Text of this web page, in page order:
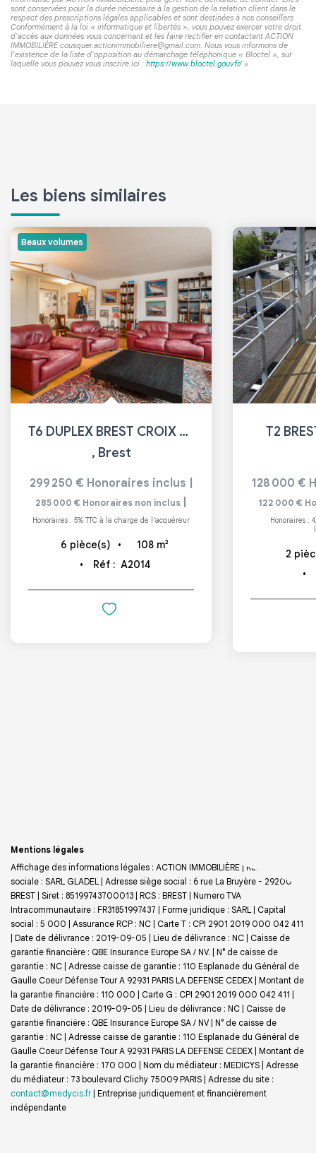
sont conservées pour la durée nécessaire à la gestion de la relation client dans le
respect des prescriptions légales applicables et sont destinées à nos conseillers
Conformément à la loi « informatique et libertés », vous pouvez exercer votre droit
d'accès aux données vous concernant et les faire rectifier en contactant ACTION
IMMOBILIÈRE cousquer.actionimmobiliere@gmail.com. Nous vous informons de
l'existence de la liste d'opposition au démarchage téléphonique « Bloctel », sur
laquelle vous pouvez vous inscrire ici : https://www.bloctel.gouv.fr/ »
Les biens similaires
Beaux volumes
T6 DUPLEX BREST CROIX ROUGE
, Brest
299 250 € Honoraires inclus
285 000 € Honoraires non inclus
Honoraires : 5% TTC à la charge de l'acquéreur
6 pièce(s) 108 m²
Réf : A2014
T2
128 000 €
122 000 €
Honoraires :
2
Mentions légales
Affichage des informations légales : ACTION IMMOBILIÈRE | Raison
sociale : SARL GLADEL | Adresse siège social : 6 rue La Bruyère - 29200
BREST | Siret : 85199743700013 | RCS : BREST | Numero TVA
Intracommunautaire : FR31851997437 | Forme juridique : SARL | Capital
social : 5 000 | Assurance RCP : NC | Carte T : CPI 2901 2019 000 042 411
| Date de délivrance : 2019-09-05 | Lieu de délivrance : NC | Caisse de
garantie financière : QBE Insurance Europe SA / NV. | N° de caisse de
garantie : NC | Adresse caisse de garantie : 110 Esplanade du Général de
Gaulle Coeur Défense Tour A 92931 PARIS LA DEFENSE CEDEX | Montant de
la garantie financière : 110 000 | Carte G : CPI 2901 2019 000 042 411 |
Date de délivrance : 2019-09-05 | Lieu de délivrance : NC | Caisse de
garantie financière : QBE Insurance Europe SA / NV | N° de caisse de
garantie : NC | Adresse caisse de garantie : 110 Esplanade du Général de
Gaulle Coeur Défense Tour A 92931 PARIS LA DEFENSE CEDEX | Montant de
la garantie financière : 170 000 | Nom du médiateur : MEDICYS | Adresse
du médiateur : 73 boulevard Clichy 75009 PARIS | Adresse du site :
contact@medycis.fr| Entreprise juridiquement et financièrement
indépendante